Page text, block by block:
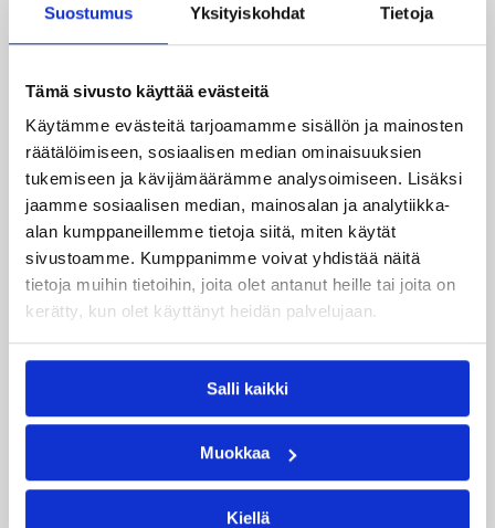
Suostumus Yksityiskohdat Tietoja
Tämä sivusto käyttää evästeitä
Käytämme evästeitä tarjoamamme sisällön ja mainosten
räätälöimiseen, sosiaalisen median ominaisuuksien
tukemiseen ja kävijämäärämme analysoimiseen. Lisäksi
jaamme sosiaalisen median, mainosalan ja analytiikka-
alan kumppaneillemme tietoja siitä, miten käytät
sivustoamme. Kumppanimme voivat yhdistää näitä
tietoja muihin tietoihin, joita olet antanut heille tai joita on
kerätty, kun olet käyttänyt heidän palvelujaan.
Salli kaikki
Muokkaa
Kiellä
Susiladiesin puolustus rautaa
Tukholmassa –
harvinaislaatuinen voitto
Liettuasta